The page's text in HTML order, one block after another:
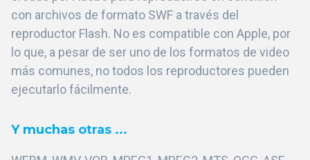
con archivos de formato SWF a través del
reproductor Flash. No es compatible con Apple, por
lo que, a pesar de ser uno de los formatos de video
más comunes, no todos los reproductores pueden
ejecutarlo fácilmente.
Y muchas otras ...